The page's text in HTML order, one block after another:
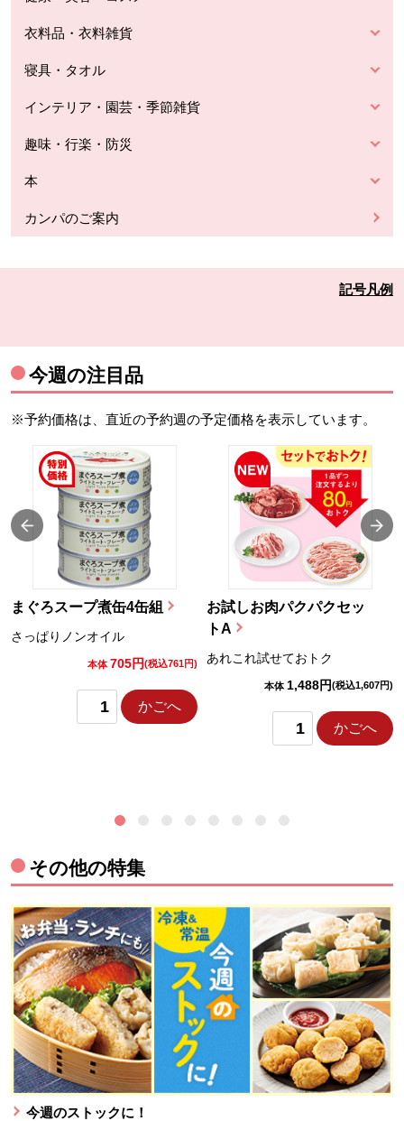
衣料品・衣料雑貨
寝具・タオル
インテリア・園芸・季節雑貨
趣味・行楽・防災
本
カンパのご案内
記号凡例
今週の注目品
※予約価格は、直近の予約週の予定価格を表示しています。
まぐろスープ煮缶4缶組
さっぱりノンオイル
本体 705円(税込761円)
かごへ
お試しお肉パクパクセッ
トA
あれこれ試せておトク
本体 1,488円(税込1,607円)
かごへ
その他の特集
今週のストックに！